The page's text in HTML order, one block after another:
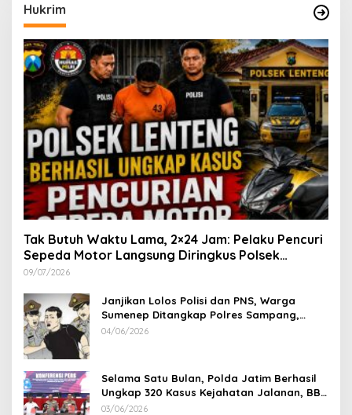
Hukrim
Tak Butuh Waktu Lama, 2×24 Jam: Pelaku Pencuri
Sepeda Motor Langsung Diringkus Polsek
Lenteng di Wilayah Manding
09/07/2026
Janjikan Lolos Polisi dan PNS, Warga
Sumenep Ditangkap Polres Sampang,
Korban Rugi Rp 600 juta
04/06/2026
Selama Satu Bulan, Polda Jatim Berhasil
Ungkap 320 Kasus Kejahatan Jalanan, BB
100 Sepeda Motor dan 12 Mobil Diamankan
03/06/2026